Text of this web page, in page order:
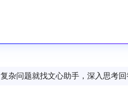
复杂问题就找文心助手，深入思考